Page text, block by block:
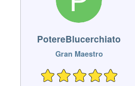
PotereBlucerchiato
Gran Maestro